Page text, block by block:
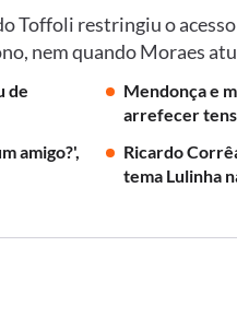
Toffoli restringiu o
nem quando Moraes
de
Mendonça e
arrefecer
amigo?',
Ricardo
tema Lulinha